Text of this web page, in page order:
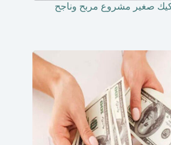
صغير مشروع مربح وناجح